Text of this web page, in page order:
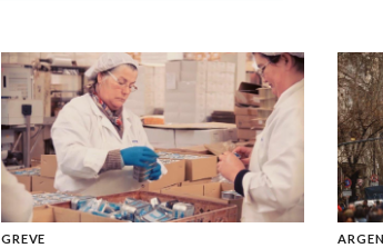
GREVE